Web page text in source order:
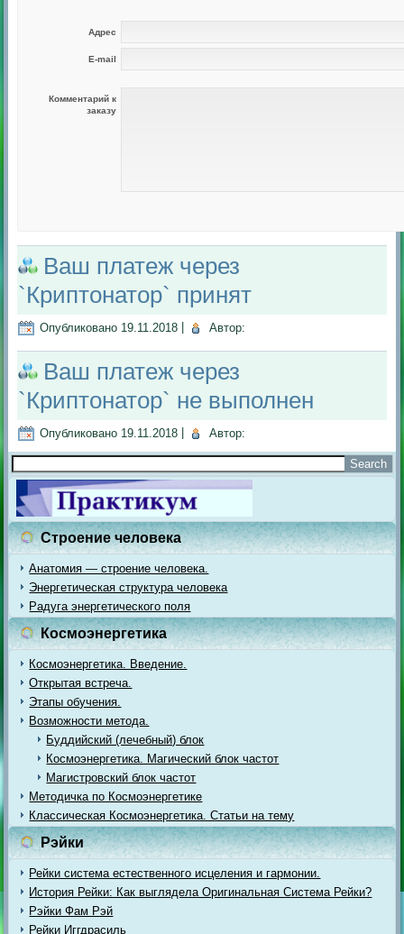
Адрес
E-mail
Комментарий к
заказу
Ваш платеж через
`Криптонатор` принят
Опубликовано 19.11.2018 Автор:
Ваш платеж через
`Криптонатор` не выполнен
Опубликовано 19.11.2018 Автор:
Строение человека
Анатомия — строение человека.
Энергетическая структура человека
Радуга энергетического поля
Космоэнергетика
Космоэнергетика. Введение.
Открытая встреча.
Этапы обучения.
Возможности метода.
Буддийский (лечебный) блок
Космоэнергетика. Магический блок частот
Магистровский блок частот
Методичка по Космоэнергетике
Классическая Космоэнергетика. Статьи на тему
Рэйки
Рейки система естественного исцеления и гармонии.
История Рейки: Как выглядела Оригинальная Система Рейки?
Рэйки Фам Рэй
Рейки Иггдрасиль